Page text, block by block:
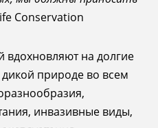
Conservation
вдохновляют на долгие
природе во всем
инвазивные виды,